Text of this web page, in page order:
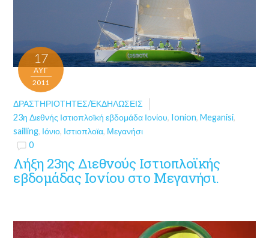
17
ΑΥΓ
2011
ΔΡΑΣΤΗΡΙΌΤΗΤΕΣ/ΕΚΔΗΛΏΣΕΙΣ
23η Διεθνής Ιστιοπλοϊκή εβδομάδα Ιονίου, Ionion,Meganisi,
sailling, Ιόνιο, Ιστιοπλοϊα, Μεγανήσι
0
Λήξη 23ης Διεθνούς Ιστιοπλοϊκής
εβδομάδας Ιονίου στο Μεγανήσι.